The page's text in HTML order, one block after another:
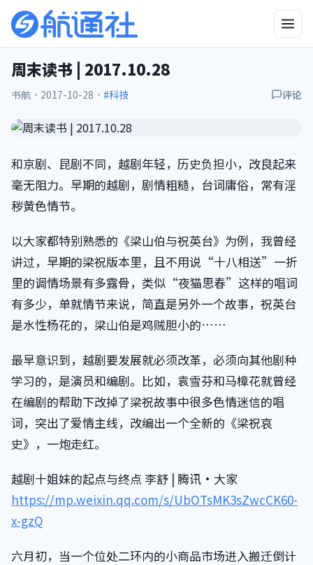
周末读书 | 2017.10.28
书航 · 2017-10-28 · #科技 评论
和京剧、昆剧不同，越剧年轻，历史负担小，改良起来
毫无阻力。早期的越剧，剧情粗糙，台词庸俗，常有淫
秽黄色情节。
以大家都特别熟悉的《梁山伯与祝英台》为例，我曾经
讲过，早期的梁祝版本里，且不用说“十八相送”一折
里的调情场景有多露骨，类似“夜猫思春”这样的唱词
有多少，单就情节来说，简直是另外一个故事，祝英台
是水性杨花的，梁山伯是鸡贼胆小的……
最早意识到，越剧要发展就必须改革，必须向其他剧种
学习的，是演员和编剧。比如，袁雪芬和马樟花就曾经
在编剧的帮助下改掉了梁祝故事中很多色情迷信的唱
词，突出了爱情主线，改编出一个全新的《梁祝哀
史》，一炮走红。
越剧十姐妹的起点与终点 李舒 | 腾讯·大家
https://mp.weixin.qq.com/s/UbOTsMK3sZwcCK60-
x-gzQ
六月初，当一个位处二环内的小商品市场进入搬迁倒计